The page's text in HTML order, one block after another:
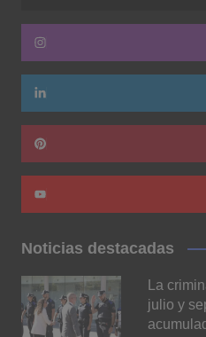
Noticias destacadas
La
julio y